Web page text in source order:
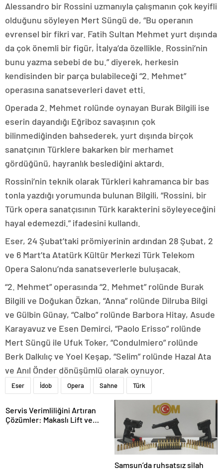
Alessandro bir Rossini uzmanıyla çalışmanın çok keyifli
olduğunu söyleyen Mert Süngü de, “Bu operanın
evrensel bir fikri var. Fatih Sultan Mehmet yurt dışında
da çok önemli bir figür, İtalya’da özellikle. Rossini’nin
bunu yazma sebebi de bu.” diyerek, herkesin
kendisinden bir parça bulabileceği “2. Mehmet”
operasına sanatseverleri davet etti.
Operada 2. Mehmet rolünde oynayan Burak Bilgili ise
eserin dayandığı Eğriboz savaşının çok
bilinmediğinden bahsederek, yurt dışında birçok
sanatçının Türklere bakarken bir merhamet
gördüğünü, hayranlık beslediğini aktardı.
Rossini’nin teknik olarak Türkleri kahramanca bir bas
tonla yazdığı yorumunda bulunan Bilgili, “Rossini, bir
Türk opera sanatçısının Türk karakterini söyleyeceğini
hayal edemezdi.” ifadesini kullandı.
Eser, 24 Şubat’taki prömiyerinin ardından 28 Şubat, 2
ve 6 Mart’ta Atatürk Kültür Merkezi Türk Telekom
Opera Salonu’nda sanatseverlerle buluşacak.
“2. Mehmet” operasında “2. Mehmet” rolünde Burak
Bilgili ve Doğukan Özkan, “Anna” rolünde Dilruba Bilgi
ve Gülbin Günay, “Calbo” rolünde Barbora Hitay, Asude
Karayavuz ve Esen Demirci, “Paolo Erisso” rolünde
Mert Süngü ile Ufuk Toker, “Condulmiero” rolünde
Berk Dalkılıç ve Yoel Keşap, “Selim” rolünde Hazal Ata
ve Anıl Önder dönüşümlü olarak oynuyor.
Eser İdob Opera Sahne Türk
Servis Verimliliğini Artıran
Çözümler: Makaslı Lift ve
Samsun’da ruhsatsız silah